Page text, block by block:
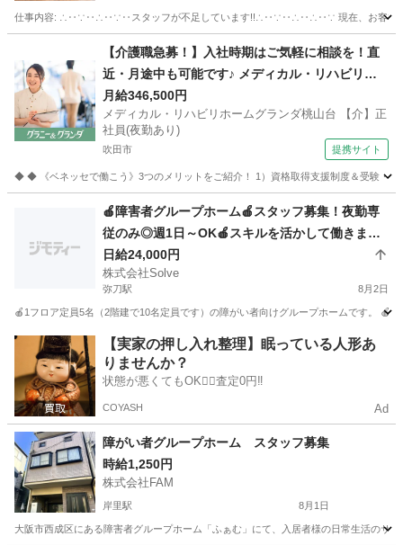
仕事内容: ∴‥∵‥∴‥∵‥スタッフが不足しています!!∴‥∵‥∴‥∴‥∵ 現在、お客様から多
阿倍野駅 その他 スタッフ
【介護職急募！】入社時期はご気軽に相談を！直
近・月途中も可能です♪ メディカル・リハビリホ
ームグランダ桃山台 【介】正社員(夜勤あり) 老人
介護施設スタッフ
月給346,500円
メディカル・リハビリホームグランダ桃山台 【介】正
社員(夜勤あり)
吹田市 提携サイト
◆ ◆ 《ベネッセで働こう》3つのメリットをご紹介！ 1）資格取得支援制度＆受験・
介護
🍎障害者グループホーム🍎スタッフ募集！夜勤専
従のみ◎週1日～OK🍎スキルを活かして働きませ
んか？🍎
日給24,000円
株式会社Solve
弥刀駅 8月2日
🍎1フロア定員5名（2階建で10名定員です）の障がい者向けグループホームです。
大阪 東大阪市 弥刀駅 介護福祉士 生活支援員
【実家の押し入れ整理】眠っている人形あ
りませんか？
状態が悪くてもOK🙆‍♀️査定0円‼️
COYASH Ad
障がい者グループホーム スタッフ募集
時給1,250円
株式会社FAM
岸里駅 8月1日
大阪市西成区にある障害者グループホーム「ふぁむ」にて、入居者様の日常生活のサ